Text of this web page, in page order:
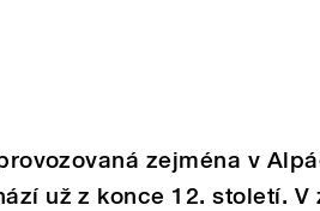
zejména v
už z konce 12. století. V